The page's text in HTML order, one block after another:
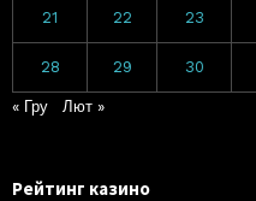
21 22 23
28 29 30
« Гру Лют »
Рейтинг казино